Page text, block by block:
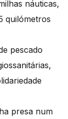
náuticas,
quilómetros
pescado
presa num